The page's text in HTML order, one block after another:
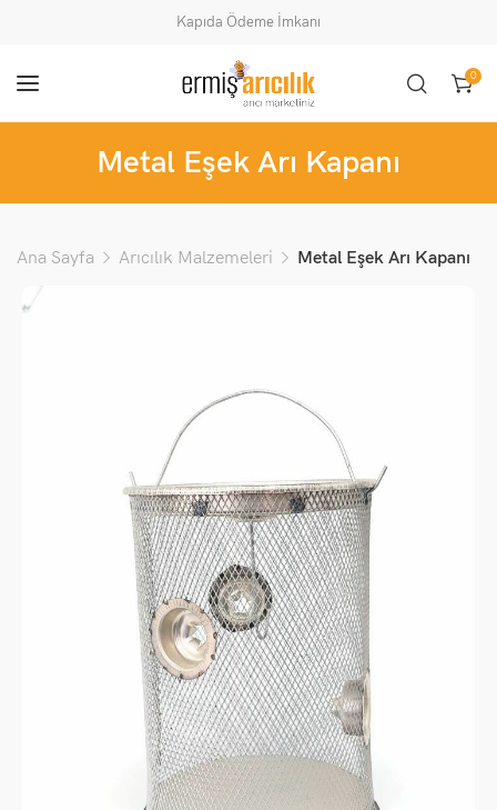
Kapıda Ödeme İmkanı
0
Metal Eşek Arı Kapanı
Ana Sayfa Arıcılık Malzemeleri Metal Eşek Arı Kapanı